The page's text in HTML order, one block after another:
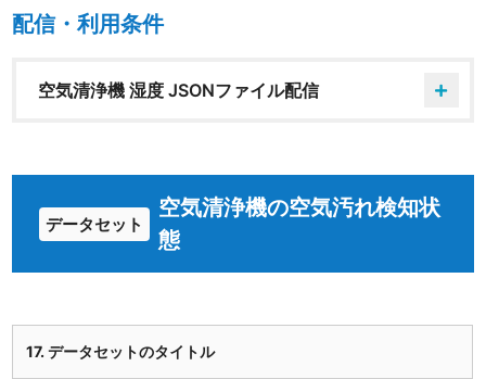
配信・利用条件
空気清浄機 湿度 JSONファイル配信
データセット
空気清浄機の空気汚れ検知状
態
17. データセットのタイトル